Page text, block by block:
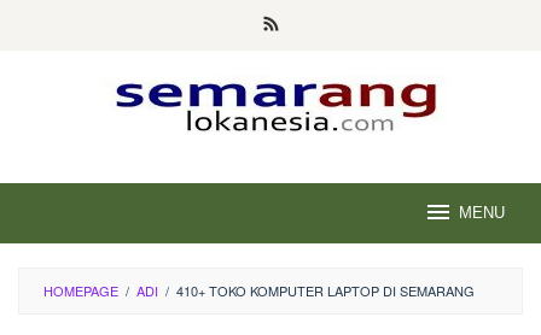
MENU
HOMEPAGE / ADI / 410+ TOKO KOMPUTER LAPTOP DI SEMARANG